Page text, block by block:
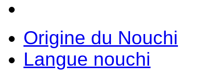
Origine du Nouchi
Langue nouchi